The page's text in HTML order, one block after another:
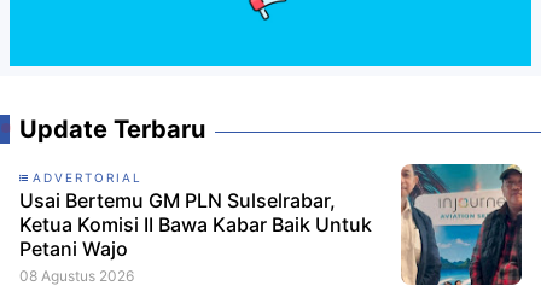
Update Terbaru
ADVERTORIAL
Usai Bertemu GM PLN Sulselrabar,
Ketua Komisi II Bawa Kabar Baik Untuk
Petani Wajo
08 Agustus 2026